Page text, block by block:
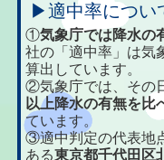
▶適中率につい
①気象庁では降水の
社の「適中率」は気
算出しています。
②気象庁では、その
以上降水の有無を比
ています。
③適中判定の代表地
ある東京都千代田区